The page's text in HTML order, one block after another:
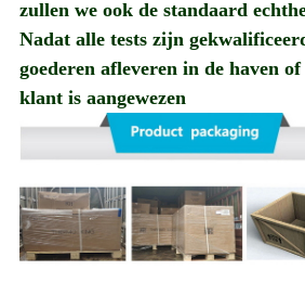
zullen we ook de standaard
Nadat alle tests zijn
goederen afleveren in de haven
klant is aangewezen